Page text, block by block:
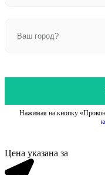
Нажимая на кнопку
Цена указана за